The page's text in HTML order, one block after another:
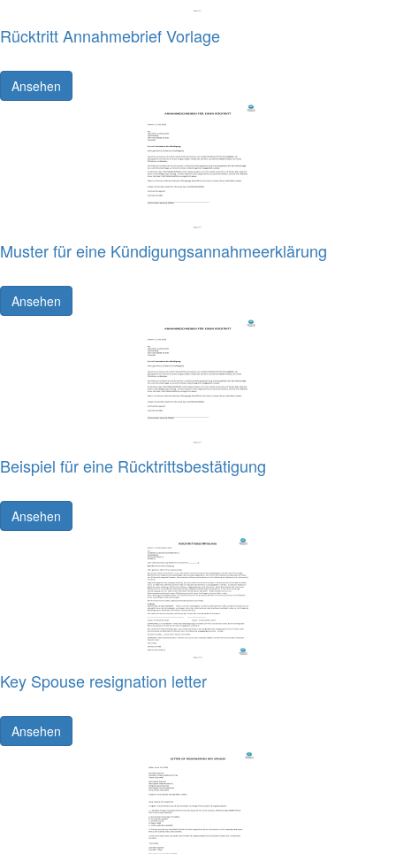
Rücktritt Annahmebrief Vorlage
Ansehen
Muster für eine Kündigungsannahmeerklärung
Ansehen
Beispiel für eine Rücktrittsbestätigung
Ansehen
Key Spouse resignation letter
Ansehen